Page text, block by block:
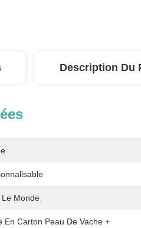
Description Du
Le Monde
En Carton Peau De Vache +